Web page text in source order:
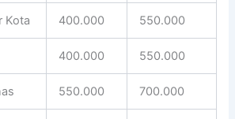
Kota 400.000 550.000
400.000 550.000
550.000 700.000